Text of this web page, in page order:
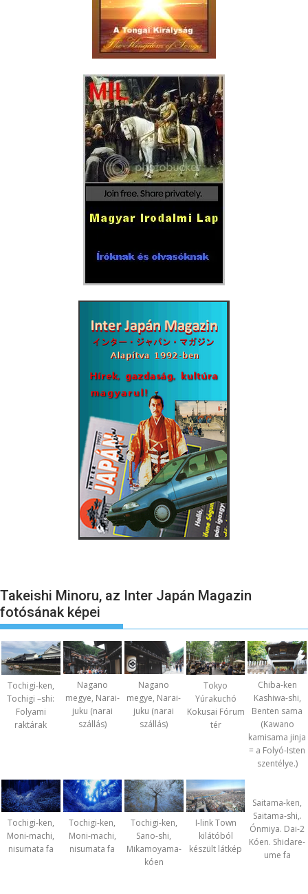
Takeishi Minoru, az Inter Japán Magazin
fotósának képei
Tochigi-ken,
Tochigi –shi:
Folyami
raktárak
Nagano
megye, Narai-
juku (narai
szállás)
Nagano
megye, Narai-
juku (narai
szállás)
Tokyo
Yúrakuchó
Kokusai Fórum
tér
Chiba-ken
Kashiwa-shi,
Benten sama
(Kawano
kamisama jinja
= a Folyó-Isten
szentélye.)
Tochigi-ken,
Moni-machi,
nisumata fa
Tochigi-ken,
Moni-machi,
nisumata fa
Tochigi-ken,
Sano-shi,
Mikamoyama-
kóen
I-link Town
kilátóból
készült látkép
Saitama-ken,
Saitama-shi,.
Ónmiya. Dai-2
Kóen. Shidare-
ume fa